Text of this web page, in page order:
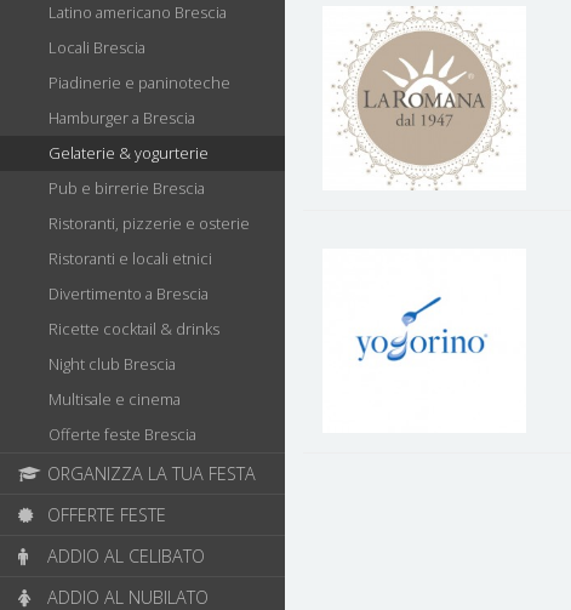
Latino americano Brescia
Locali Brescia
Piadinerie e paninoteche
Hamburger a Brescia
Gelaterie & yogurterie
Pub e birrerie Brescia
Ristoranti, pizzerie e osterie
Ristoranti e locali etnici
Divertimento a Brescia
Ricette cocktail & drinks
Night club Brescia
Multisale e cinema
Offerte feste Brescia
ORGANIZZA LA TUA FESTA
OFFERTE FESTE
ADDIO AL CELIBATO
ADDIO AL NUBILATO